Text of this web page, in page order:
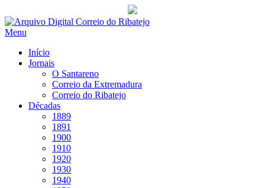
Saltar
para
Menu
Início
Jornais
O Santareno
Correio da Extremadura
Correio do Ribatejo
Décadas
1889
1891
1900
1910
1920
1930
1940